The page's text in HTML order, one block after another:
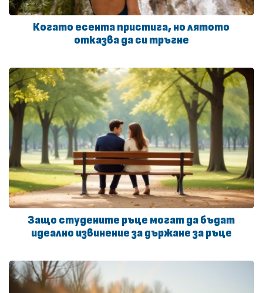
Когато есента пристига, но лятото
отказва да си тръгне
Защо студените ръце могат да бъдат
идеално извинение за държане за ръце